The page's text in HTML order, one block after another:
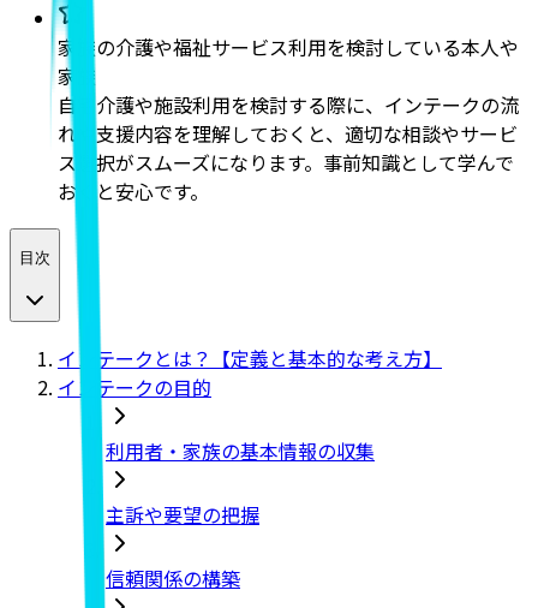
家族の介護や福祉サービス利用を検討している本人や
家族
自宅介護や施設利用を検討する際に、インテークの流
れや支援内容を理解しておくと、適切な相談やサービ
ス選択がスムーズになります。事前知識として学んで
おくと安心です。
目次
インテークとは？【定義と基本的な考え方】
インテークの目的
利用者・家族の基本情報の収集
主訴や要望の把握
信頼関係の構築